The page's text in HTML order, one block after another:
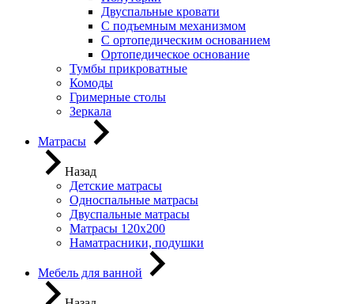
Двуспальные кровати
С подъемным механизмом
С ортопедическим основанием
Ортопедическое основание
Тумбы прикроватные
Комоды
Гримерные столы
Зеркала
Матрасы
Назад
Детские матрасы
Односпальные матрасы
Двуспальные матрасы
Матрасы 120х200
Наматрасники, подушки
Мебель для ванной